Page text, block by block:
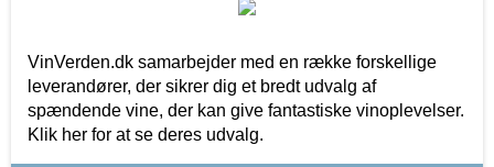
VinVerden.dk samarbejder med en række forskellige
leverandører, der sikrer dig et bredt udvalg af
spændende vine, der kan give fantastiske vinoplevelser.
Klik her for at se deres udvalg.